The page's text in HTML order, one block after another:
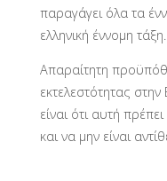
παραγάγει όλα τα
ελληνική έννομη τάξη.
Απαραίτητη
εκτελεστότητας
είναι ότι αυτή
και να μην είναι